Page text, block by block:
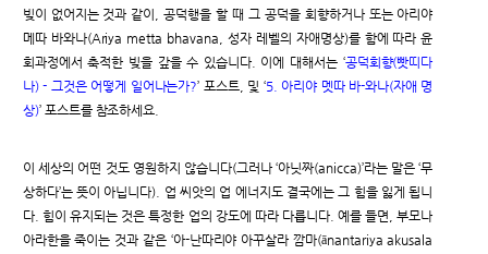
빚이 없어지는 것과 같이, 공덕행을 할 때 그 공덕을 회향하거나 또는 아리야
메따 바와나(Ariya metta bhavana, 성자 레벨의 자애명상)를 함에 따라 윤
회과정에서 축적한 빚을 갚을 수 있습니다. 이에 대해서는 ‘공덕회향(빳띠다
나) - 그것은 어떻게 일어나는가?’ 포스트, 및 ‘5. 아리야 멧따 바-와나(자애 명
상)’ 포스트를 참조하세요.
이 세상의 어떤 것도 영원하지 않습니다(그러나 ‘아닛짜(anicca)’라는 말은 ‘무
상하다’는 뜻이 아닙니다). 업 씨앗의 업 에너지도 결국에는 그 힘을 잃게 됩니
다. 힘이 유지되는 것은 특정한 업의 강도에 따라 다릅니다. 예를 들면, 부모나
아라한을 죽이는 것과 같은 ‘아-난따리야 아꾸살라 깜마(ānantariya akusala